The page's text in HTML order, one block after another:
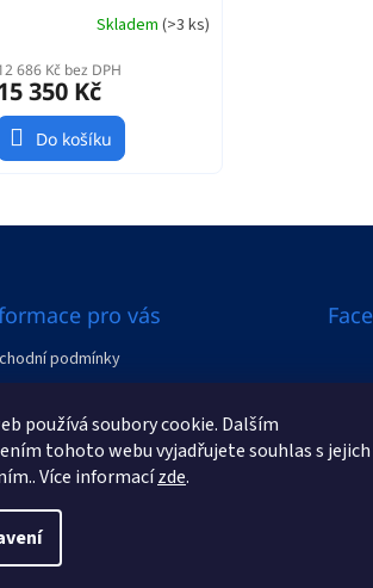
používá soubory cookie. Dalším
tohoto webu vyjadřujete souhlas s jejich
Více informacízde.
Skladem (>3 ks)
686 Kč bez DPH
350 Kč
Do košíku
pro vás
podmínky
od smlouvy